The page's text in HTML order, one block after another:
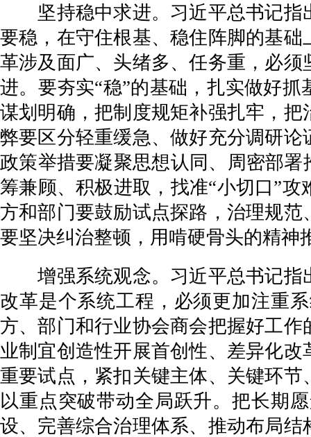
坚持稳中求进。习近平总书记指
要稳，在守住根基、稳住阵脚的基
革涉及面广、头绪多、任务重，必
进。要夯实“稳”的基础，扎实做好
谋划明确，把制度规矩补强扎牢，
弊要区分轻重缓急、做好充分调研
政策举措要凝聚思想认同、周密部
筹兼顾、积极进取，找准“小切口”
方和部门要鼓励试点探路，治理规
要坚决纠治整顿，用啃硬骨头的精神
增强系统观念。习近平总书记指
改革是个系统工程，必须更加注重
方、部门和行业协会商会把握好工
业制宜创造性开展首创性、差异化
重要试点，紧扣关键主体、关键环
以重点突破带动全局跃升。把长期
设、完善综合治理体系、推动布局